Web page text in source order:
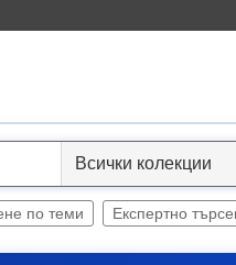
по теми Експертно